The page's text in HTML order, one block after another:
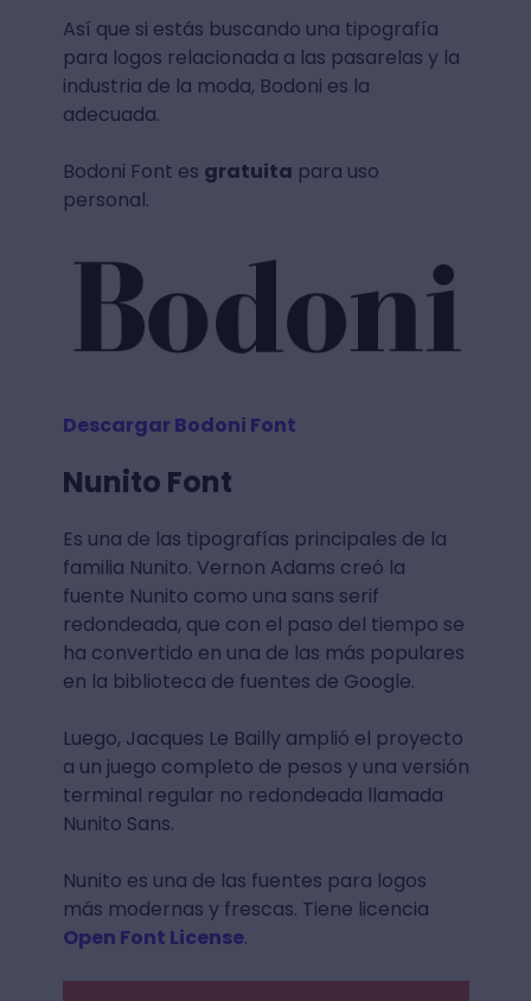
Así que si estás buscando una tipografía
para logos relacionada a las pasarelas y la
industria de la moda, Bodoni es la
adecuada.
Bodoni Font es gratuita para uso
personal.
Descargar Bodoni Font
Nunito Font
Es una de las tipografías principales de la
familia Nunito. Vernon Adams creó la
fuente Nunito como una sans serif
redondeada, que con el paso del tiempo se
ha convertido en una de las más populares
en la biblioteca de fuentes de Google.
Luego, Jacques Le Bailly amplió el proyecto
a un juego completo de pesos y una versión
terminal regular no redondeada llamada
Nunito Sans.
Nunito es una de las fuentes para logos
más modernas y frescas. Tiene licencia
Open Font License.